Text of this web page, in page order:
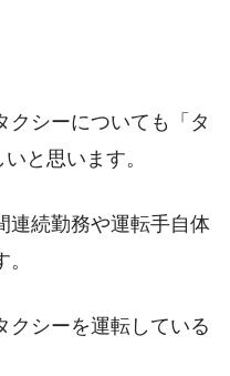
クシーについても「タ
と思います。
連続勤務や運転手自体
クシーを運転している